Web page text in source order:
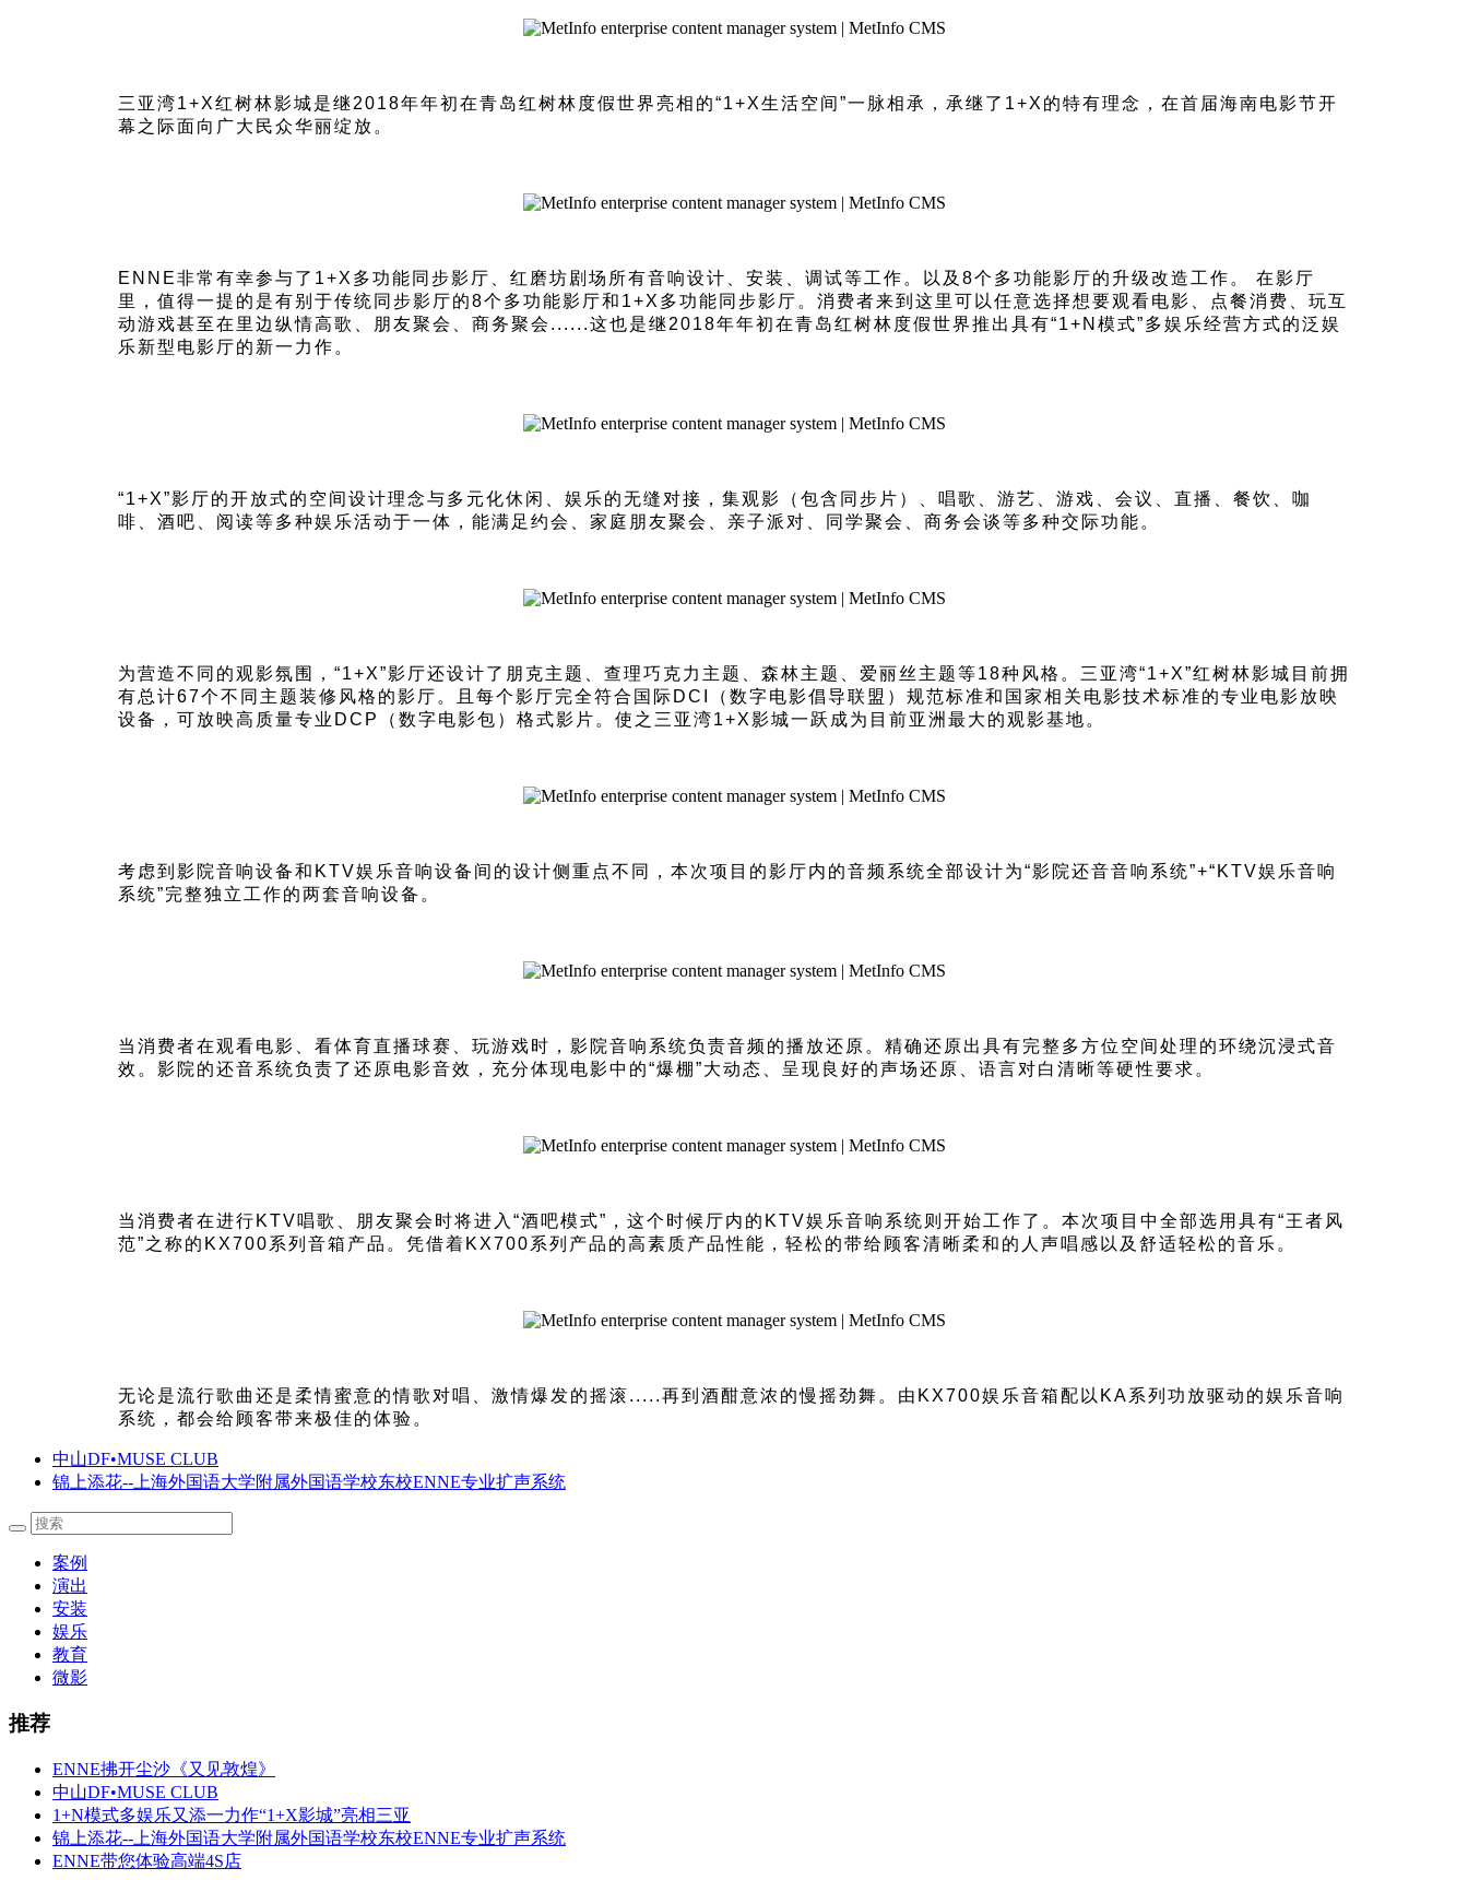
三亚湾1+X红树林影城是继2018年年初在青岛红树林度假世界亮相的“1+X生活空间”一脉相承，承继了1+X的特有理念，在首届海南电影节开
幕之际面向广大民众华丽绽放。
ENNE非常有幸参与了1+X多功能同步影厅、红磨坊剧场所有音响设计、安装、调试等工作。以及8个多功能影厅的升级改造工作。 在影厅
里，值得一提的是有别于传统同步影厅的8个多功能影厅和1+X多功能同步影厅。消费者来到这里可以任意选择想要观看电影、点餐消费、玩互
动游戏甚至在里边纵情高歌、朋友聚会、商务聚会......这也是继2018年年初在青岛红树林度假世界推出具有“1+N模式”多娱乐经营方式的泛娱
乐新型电影厅的新一力作。
“1+X”影厅的开放式的空间设计理念与多元化休闲、娱乐的无缝对接，集观影（包含同步片）、唱歌、游艺、游戏、会议、直播、餐饮、咖
啡、酒吧、阅读等多种娱乐活动于一体，能满足约会、家庭朋友聚会、亲子派对、同学聚会、商务会谈等多种交际功能。
为营造不同的观影氛围，“1+X”影厅还设计了朋克主题、查理巧克力主题、森林主题、爱丽丝主题等18种风格。三亚湾“1+X”红树林影城目前拥
有总计67个不同主题装修风格的影厅。且每个影厅完全符合国际DCI（数字电影倡导联盟）规范标准和国家相关电影技术标准的专业电影放映
设备，可放映高质量专业DCP（数字电影包）格式影片。使之三亚湾1+X影城一跃成为目前亚洲最大的观影基地。
考虑到影院音响设备和KTV娱乐音响设备间的设计侧重点不同，本次项目的影厅内的音频系统全部设计为“影院还音音响系统”+“KTV娱乐音响
系统”完整独立工作的两套音响设备。
当消费者在观看电影、看体育直播球赛、玩游戏时，影院音响系统负责音频的播放还原。精确还原出具有完整多方位空间处理的环绕沉浸式音
效。影院的还音系统负责了还原电影音效，充分体现电影中的“爆棚”大动态、呈现良好的声场还原、语言对白清晰等硬性要求。
当消费者在进行KTV唱歌、朋友聚会时将进入“酒吧模式”，这个时候厅内的KTV娱乐音响系统则开始工作了。本次项目中全部选用具有“王者风
范”之称的KX700系列音箱产品。凭借着KX700系列产品的高素质产品性能，轻松的带给顾客清晰柔和的人声唱感以及舒适轻松的音乐。
无论是流行歌曲还是柔情蜜意的情歌对唱、激情爆发的摇滚.....再到酒酣意浓的慢摇劲舞。由KX700娱乐音箱配以KA系列功放驱动的娱乐音响
系统，都会给顾客带来极佳的体验。
中山DF•MUSE CLUB
锦上添花--上海外国语大学附属外国语学校东校ENNE专业扩声系统
案例
演出
安装
娱乐
教育
微影
推荐
ENNE拂开尘沙《又见敦煌》
中山DF•MUSE CLUB
1+N模式多娱乐又添一力作“1+X影城”亮相三亚
锦上添花--上海外国语大学附属外国语学校东校ENNE专业扩声系统
ENNE带您体验高端4S店